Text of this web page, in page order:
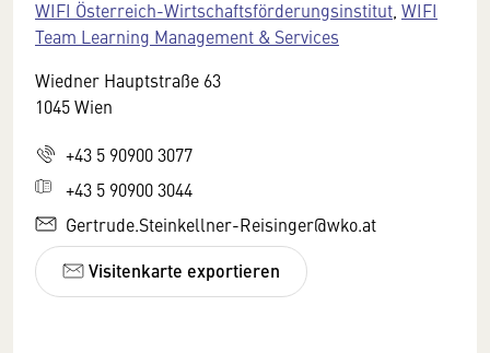
WIFI Österreich-Wirtschaftsförderungsinstitut WIFI
Team Learning Management & Services
Wiedner Hauptstraße 63
1045 Wien
+43 5 90900 3077
+43 5 90900 3044
Gertrude.Steinkellner-Reisinger@wko.at
Visitenkarte exportieren